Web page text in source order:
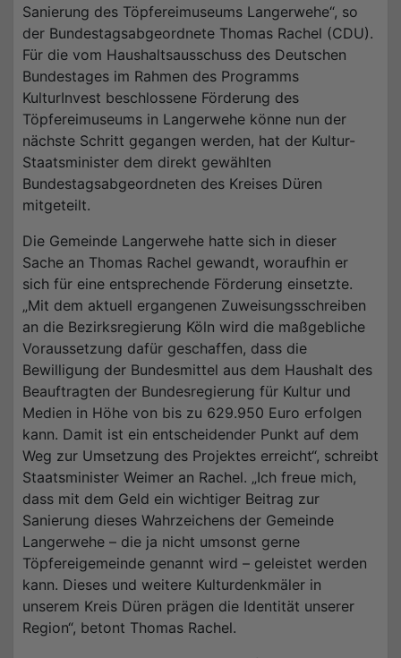
Sanierung des Töpfereimuseums Langerwehe“, so
der Bundestagsabgeordnete Thomas Rachel (CDU).
Für die vom Haushaltsausschuss des Deutschen
Bundestages im Rahmen des Programms
KulturInvest beschlossene Förderung des
Töpfereimuseums in Langerwehe könne nun der
nächste Schritt gegangen werden, hat der Kultur-
Staatsminister dem direkt gewählten
Bundestagsabgeordneten des Kreises Düren
mitgeteilt.
Die Gemeinde Langerwehe hatte sich in dieser
Sache an Thomas Rachel gewandt, woraufhin er
sich für eine entsprechende Förderung einsetzte.
„Mit dem aktuell ergangenen Zuweisungsschreiben
an die Bezirksregierung Köln wird die maßgebliche
Voraussetzung dafür geschaffen, dass die
Bewilligung der Bundesmittel aus dem Haushalt des
Beauftragten der Bundesregierung für Kultur und
Medien in Höhe von bis zu 629.950 Euro erfolgen
kann. Damit ist ein entscheidender Punkt auf dem
Weg zur Umsetzung des Projektes erreicht“, schreibt
Staatsminister Weimer an Rachel. „Ich freue mich,
dass mit dem Geld ein wichtiger Beitrag zur
Sanierung dieses Wahrzeichens der Gemeinde
Langerwehe – die ja nicht umsonst gerne
Töpfereigemeinde genannt wird – geleistet werden
kann. Dieses und weitere Kulturdenkmäler in
unserem Kreis Düren prägen die Identität unserer
Region“, betont Thomas Rachel.